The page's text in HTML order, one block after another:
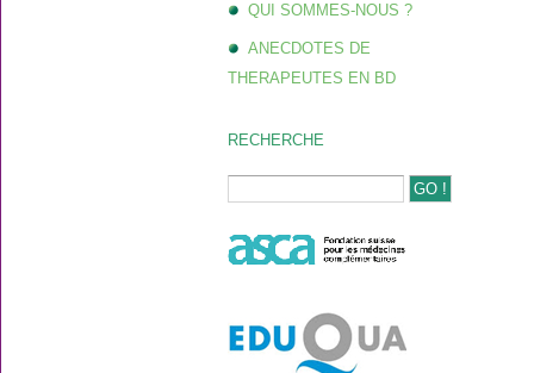
QUI SOMMES-NOUS ?
ANECDOTES DE
THERAPEUTES EN BD
RECHERCHE